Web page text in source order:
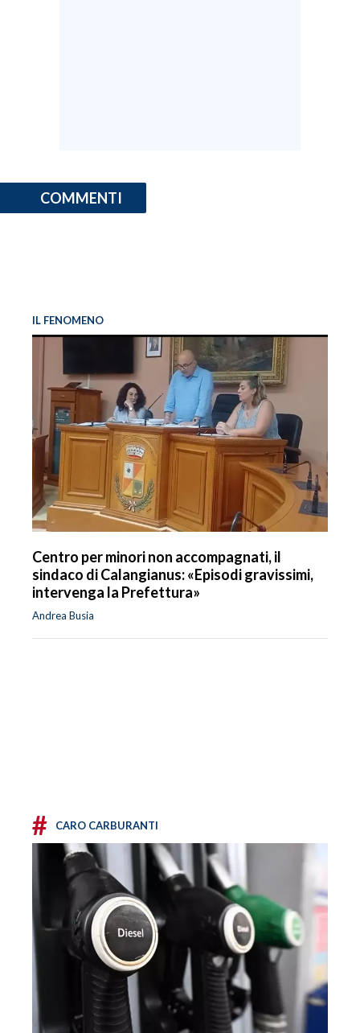
COMMENTI
IL FENOMENO
Centro per minori non accompagnati, il
sindaco di Calangianus: «Episodi gravissimi,
intervenga la Prefettura»
Andrea Busia
# CARO CARBURANTI